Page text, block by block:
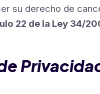
su derecho de
22 de la Ley 34/